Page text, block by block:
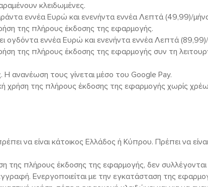
κλειδωμένες.
εννέα Ευρώ και ενενήντα εννέα Λεπτά (49,99)/
της πλήρους έκδοσης της εφαρμογής.
ογδόντα εννέα Ευρώ και ενενήντα εννέα Λεπτά (89,99)/
της πλήρους έκδοσης της εφαρμογής συν τη
Η ανανέωση τους γίνεται μέσο του Google Pay.
χρήση της πλήρους έκδοσης της εφαρμογής χωρίς
να είναι κάτοικος Ελλάδος ή Κύπρου. Πρέπει να
της πλήρους έκδοσης της εφαρμογής, δεν
Ενεργοποιείται με την εγκατάσταση της